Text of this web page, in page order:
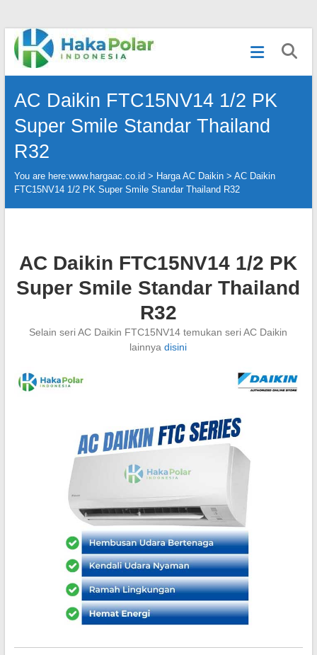
Skip
content
Telp
:
(021)
|
WA
:
081919232328
|
IG
:
AC Daikin FTC15NV14 1/2 PK
Super Smile Standar Thailand
R32
You are here:www.hargaac.co.id > Harga AC Daikin> AC Daikin
FTC15NV14 1/2 PK Super Smile Standar Thailand R32
AC Daikin FTC15NV14 1/2 PK
Super Smile Standar Thailand
R32
Selain seri AC Daikin FTC15NV14 temukan seri AC Daikin
lainnyadisini